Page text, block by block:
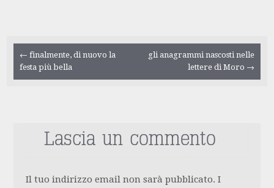
Navigazione
← finalmente, di nuovo la
festa più bella
gli anagrammi nascosti nelle
lettere di Moro →
Lascia un commento
Il tuo indirizzo email non sarà pubblicato. I